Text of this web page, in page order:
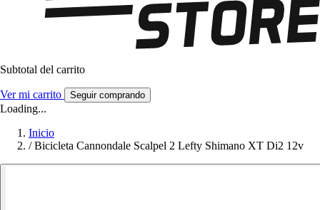
Subtotal del carrito
Ver mi carrito Seguir comprando
Loading...
Inicio
/ Bicicleta Cannondale Scalpel 2 Lefty Shimano XT Di2 12v